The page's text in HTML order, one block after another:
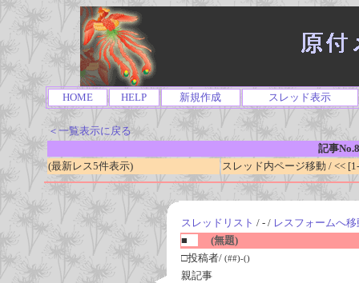
HOME HELP 新規作成 スレッド表示
＜一覧表示に戻る
記事
(最新レス5件表示)
スレッド内ページ移動 / <<
スレッドリスト / - / レスフォームへ移
■
(無題)
□投稿者/ (##)-()
親記事